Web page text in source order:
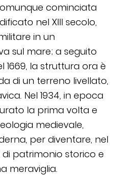
cominciata
nel XIII secolo,
in un
sul mare; a seguito
la struttura ora è
di un terreno livellato,
Nel 1934, in epoca
la prima volta e
medievale,
per diventare, nel
di patrimonio storico e
meraviglia.